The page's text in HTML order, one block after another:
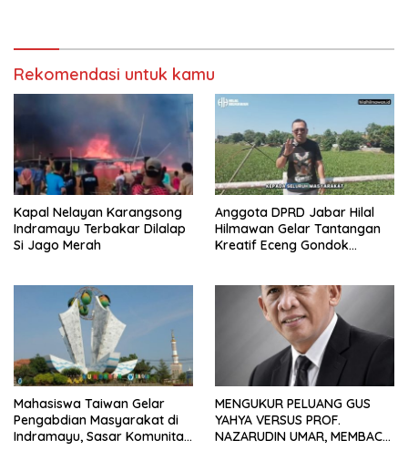
Rekomendasi untuk kamu
Kapal Nelayan Karangsong
Indramayu Terbakar Dilalap
Si Jago Merah
Anggota DPRD Jabar Hilal
Hilmawan Gelar Tantangan
Kreatif Eceng Gondok
Mahasiswa Taiwan Gelar
Pengabdian Masyarakat di
Indramayu, Sasar Komunitas
MENGUKUR PELUANG GUS
YAHYA VERSUS PROF.
NAZARUDIN UMAR, MEMBACA